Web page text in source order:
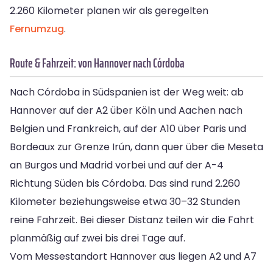
2.260 Kilometer planen wir als geregelten
Fernumzug.
Route & Fahrzeit: von Hannover nach Córdoba
Nach Córdoba in Südspanien ist der Weg weit: ab
Hannover auf der A2 über Köln und Aachen nach
Belgien und Frankreich, auf der A10 über Paris und
Bordeaux zur Grenze Irún, dann quer über die Meseta
an Burgos und Madrid vorbei und auf der A-4
Richtung Süden bis Córdoba. Das sind rund 2.260
Kilometer beziehungsweise etwa 30–32 Stunden
reine Fahrzeit. Bei dieser Distanz teilen wir die Fahrt
planmäßig auf zwei bis drei Tage auf.
Vom Messestandort Hannover aus liegen A2 und A7